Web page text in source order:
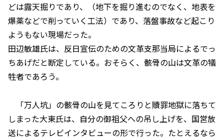
どは露天掘りであり、（地下を掘り進むのでなく、地表を
爆薬などで削っていく工法）であり、落盤事故など起こり
ようもない現場だった。
田辺敏雄氏は、反日宣伝のための文革支那当局によるでっ
ちあげだと断定している。おそらく、骸骨の山は文革の犠
牲者であろう。
「万人坑」の骸骨の山を見てころりと贖罪地獄に落ちて
しまった大東氏は、自分の御祖父への吊し上げを、国営放
送によるテレビインタビューの形で行った。たとえるなら